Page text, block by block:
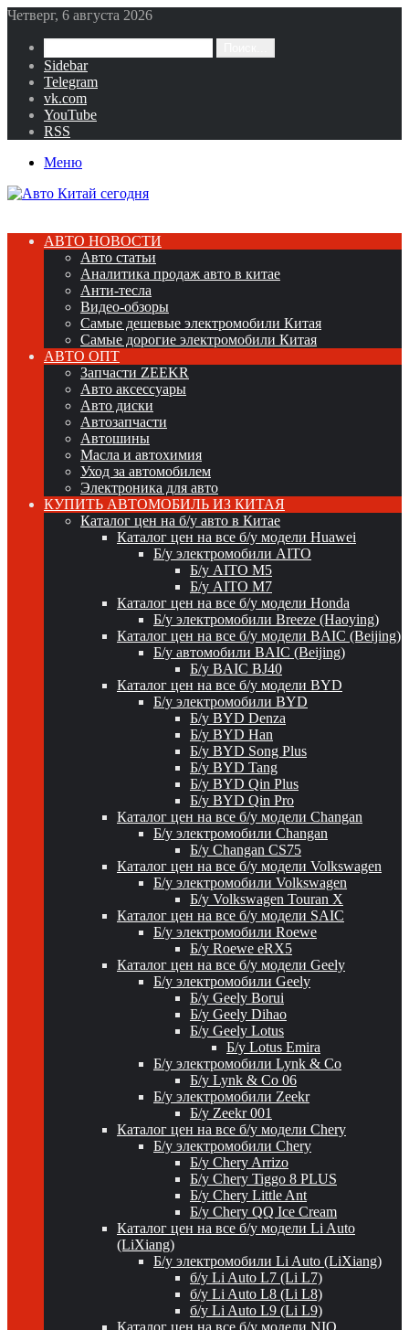
Четверг, 6 августа 2026
Sidebar
Telegram
vk.com
YouTube
RSS
Меню
АВТО НОВОСТИ
Авто статьи
Аналитика продаж авто в китае
Анти-тесла
Видео-обзоры
Самые дешевые электромобили Китая
Самые дорогие электромобили Китая
АВТО ОПТ
Запчасти ZEEKR
Авто аксессуары
Авто диски
Автозапчасти
Автошины
Масла и автохимия
Уход за автомобилем
Электроника для авто
КУПИТЬ АВТОМОБИЛЬ ИЗ КИТАЯ
Каталог цен на б/у авто в Китае
Каталог цен на все б/у модели Huawei
Б/у электромобили AITO
Б/у AITO M5
Б/у AITO M7
Каталог цен на все б/у модели Honda
Б/у электромобили Breeze (Haoying)
Каталог цен на все б/у модели BAIC (Beijing)
Б/у автомобили BAIC (Beijing)
Б/у BAIC BJ40
Каталог цен на все б/у модели BYD
Б/у электромобили BYD
Б/у BYD Denza
Б/у BYD Han
Б/у BYD Song Plus
Б/у BYD Tang
Б/у BYD Qin Plus
Б/у BYD Qin Pro
Каталог цен на все б/у модели Changan
Б/у электромобили Changan
Б/у Changan CS75
Каталог цен на все б/у модели Volkswagen
Б/у электромобили Volkswagen
Б/у Volkswagen Touran X
Каталог цен на все б/у модели SAIC
Б/у электромобили Roewe
Б/у Roewe eRX5
Каталог цен на все б/у модели Geely
Б/у электромобили Geely
Б/у Geely Borui
Б/у Geely Dihao
Б/у Geely Lotus
Б/у Lotus Emira
Б/у электромобили Lynk & Co
Б/у Lynk & Co 06
Б/у электромобили Zeekr
Б/у Zeekr 001
Каталог цен на все б/у модели Chery
Б/у электромобили Chery
Б/у Chery Arrizo
Б/у Chery Tiggo 8 PLUS
Б/у Chery Little Ant
Б/у Chery QQ Ice Cream
Каталог цен на все б/у модели Li Auto
(LiXiang)
Б/у электромобили Li Auto (LiXiang)
б/у Li Auto L7 (Li L7)
б/у Li Auto L8 (Li L8)
б/у Li Auto L9 (Li L9)
Каталог цен на все б/у модели NIO